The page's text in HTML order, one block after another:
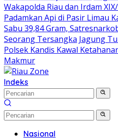
Wakapolda Riau dan Irdam
Padamkan Api di Pasir Limau
Sabu 39,84 Gram,
Seorang Tersangka Jagung
Polsek Kandis Kawal
Makmur
Indeks
Nasional